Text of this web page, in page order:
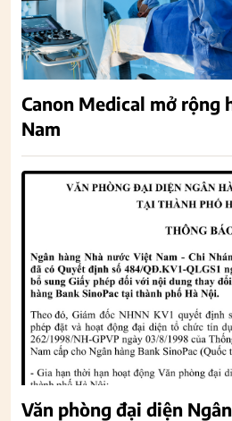
Canon Medical mở rộng
Nam
Văn phòng đại diện